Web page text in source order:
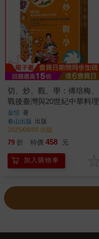
切、炒、觀、學：傅培梅、
戰後臺灣與20世紀中華料理
金恬 著
春山出版
出版
2025/08/05 出版
79 折 特價 458 元
加入購物車